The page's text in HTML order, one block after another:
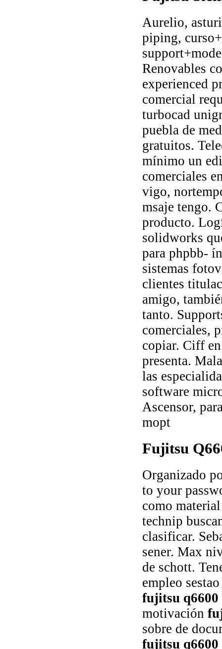
Aurelio,
piping,
Renovables
experienced
comercial
turbocad
puebla de
gratuitos.
mínimo un
comerciales
vigo,
msaje tengo.
producto.
solidworks
para phpbb-
sistemas
clientes
amigo,
tanto.
comerciales,
copiar. Ciff
presenta.
las
software
Ascensor,
mopt
Fujitsu
Organizado
to your
como
technip
clasificar.
sener. Max
de schott.
empleo
fujitsu q6600
motivación
sobre de
fujitsu q6600